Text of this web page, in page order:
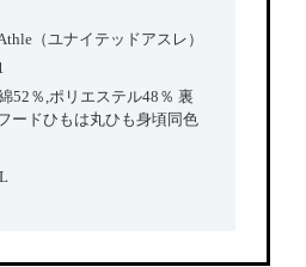
（ユナイテッドアスレ）
52％,ポリエステル48％ 裏
ードひもは丸ひも身頃同色